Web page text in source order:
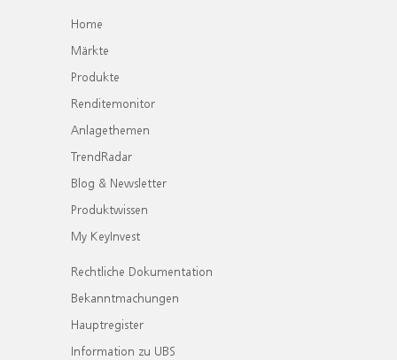
Home
Märkte
Produkte
Renditemonitor
Anlagethemen
TrendRadar
Blog & Newsletter
Produktwissen
My KeyInvest
Rechtliche Dokumentation
Bekanntmachungen
Hauptregister
Information zu UBS